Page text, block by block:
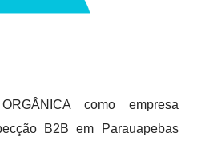
como empresa
B2B em Parauapebas